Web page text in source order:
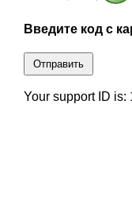
Введите код с
Отправить
Your support ID is: